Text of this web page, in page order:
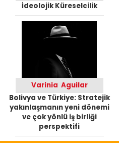
İdeolojik Küreselcilik
Varinia Aguilar
Bolivya ve Türkiye: Stratejik
yakınlaşmanın yeni dönemi
ve çok yönlü iş birliği
perspektifi